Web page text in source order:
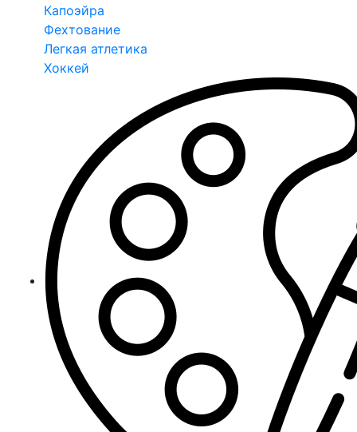
Капоэйра
Фехтование
Легкая атлетика
Хоккей